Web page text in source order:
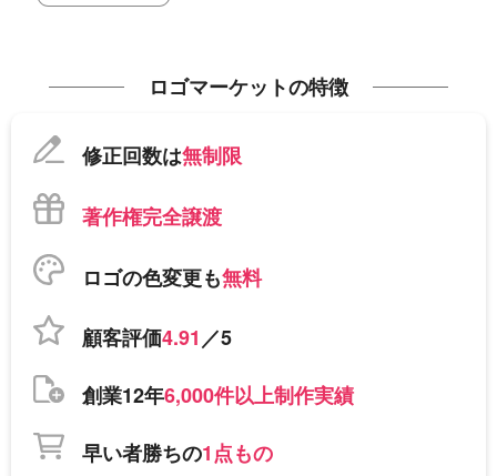
ロゴマーケットの特徴
修正回数は無制限
著作権完全譲渡
ロゴの色変更も無料
顧客評価4.91／5
創業12年6,000件以上制作実績
早い者勝ちの1点もの